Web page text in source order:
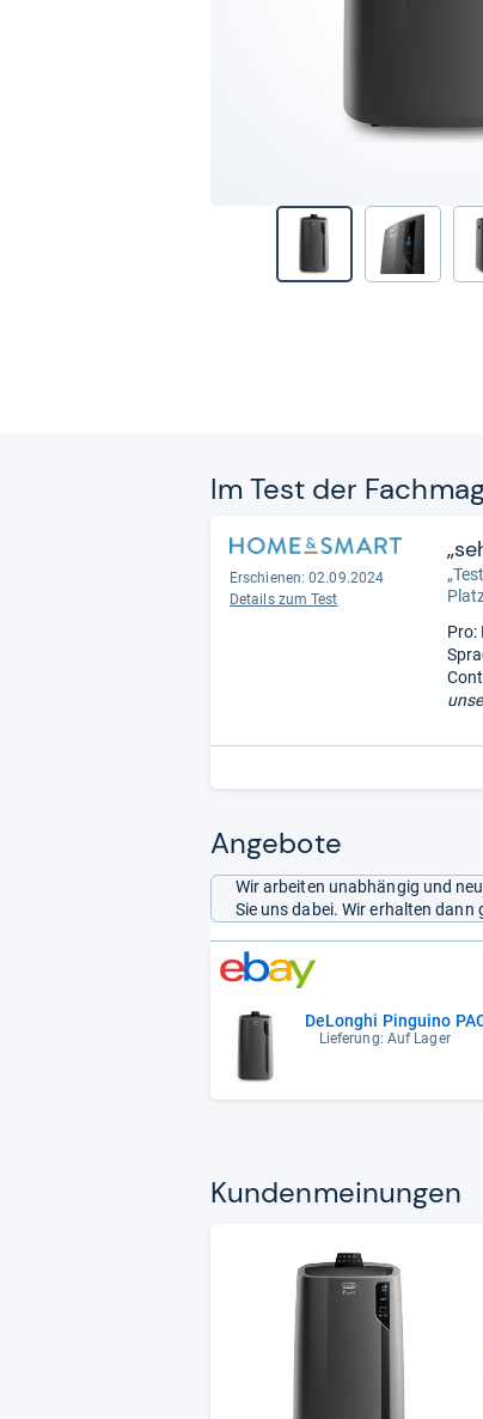
Im Test der
Erschienen: 02.09.2024
Details zum Test
Pro:
Angebote
Wir arbeiten unabhängig und
Sie uns dabei. Wir erhalten dann
DeLonghi Pinguino
Lieferung: Auf Lager
Kun­den­mei­nun­gen